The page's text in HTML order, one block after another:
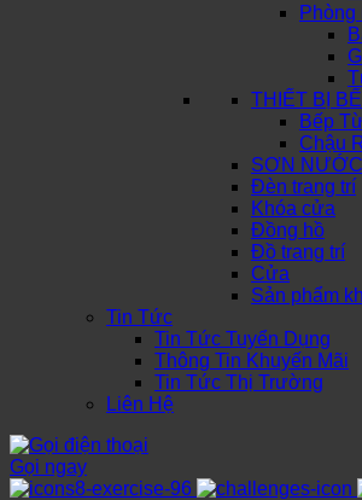
Phòng
THIẾT BỊ
Bếp
Chậu
SƠN NƯỚC
Đèn trang trí
Khóa cửa
Đồng hồ
Đồ trang trí
Cửa
Sản phẩm
Tin Tức
Tin Tức Tuyển Dụng
Thông Tin Khuyến Mãi
Tin Tức Thị Trường
Liên Hệ
Gọi ngay